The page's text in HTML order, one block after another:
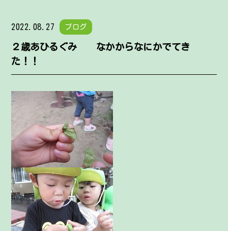
2022.08.27 ブログ
２歳あひるぐみ なかからなにかでてき
た！！